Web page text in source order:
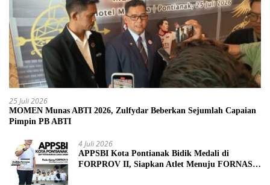
25 Juli 2026
MOMEN Munas ABTI 2026, Zulfydar Beberkan Sejumlah Capaian
Pimpin PB ABTI
4 Juli 2026
APPSBI Kota Pontianak Bidik Medali di
FORPROV II, Siapkan Atlet Menuju FORNAS